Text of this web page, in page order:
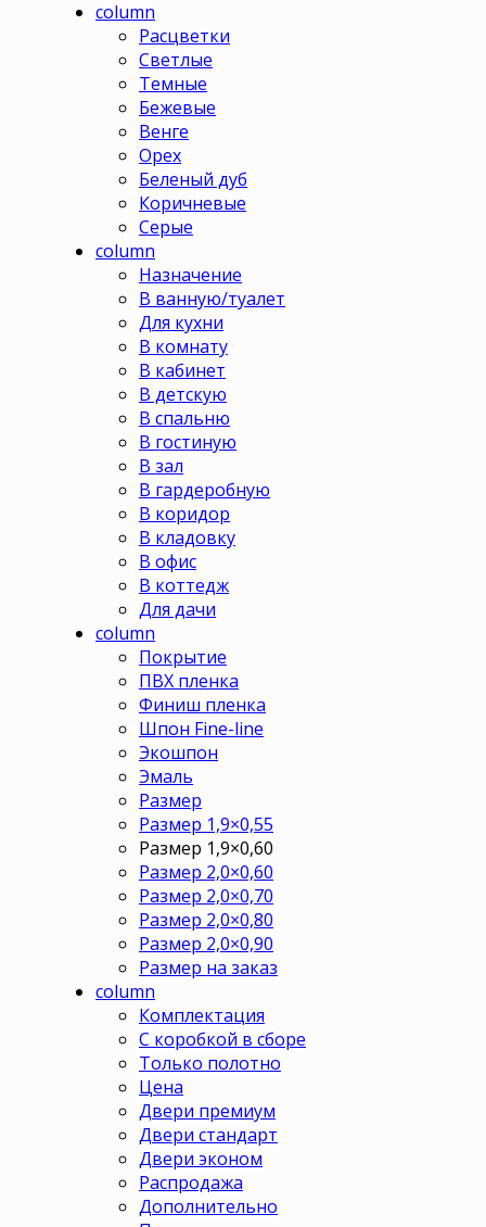
column
Расцветки
Светлые
Темные
Бежевые
Венге
Орех
Беленый дуб
Коричневые
Серые
column
Назначение
В ванную/туалет
Для кухни
В комнату
В кабинет
В детскую
В спальню
В гостиную
В зал
В гардеробную
В коридор
В кладовку
В офис
В коттедж
Для дачи
column
Покрытие
ПВХ пленка
Финиш пленка
Шпон Fine-line
Экошпон
Эмаль
Размер
Размер 1,9×0,55
Размер 1,9×0,60
Размер 2,0×0,60
Размер 2,0×0,70
Размер 2,0×0,80
Размер 2,0×0,90
Размер на заказ
column
Комплектация
С коробкой в сборе
Только полотно
Цена
Двери премиум
Двери стандарт
Двери эконом
Распродажа
Дополнительно